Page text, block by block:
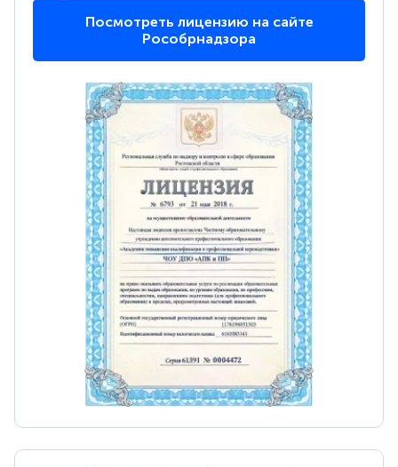
Посмотреть лицензию на сайте
Рособрнадзора